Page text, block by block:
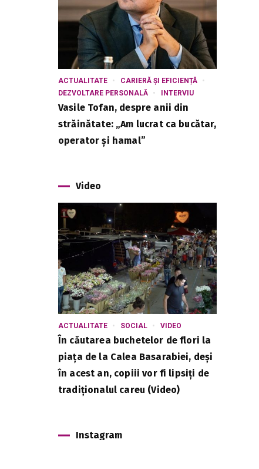
ACTUALITATE
CARIERĂ ȘI EFICIENȚĂ
DEZVOLTARE PERSONALĂ
INTERVIU
Vasile Tofan, despre anii din
străinătate: „Am lucrat ca bucătar,
operator și hamal”
Video
ACTUALITATE SOCIAL VIDEO
În căutarea buchetelor de flori la
piața de la Calea Basarabiei, deși
în acest an, copiii vor fi lipsiți de
tradiționalul careu (Video)
Instagram